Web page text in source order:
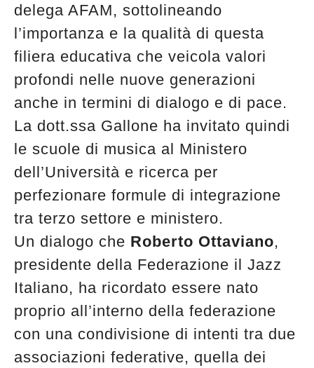
delega AFAM, sottolineando
l’importanza e la qualità di questa
filiera educativa che veicola valori
profondi nelle nuove generazioni
anche in termini di dialogo e di pace.
La dott.ssa Gallone ha invitato quindi
le scuole di musica al Ministero
dell’Università e ricerca per
perfezionare formule di integrazione
tra terzo settore e ministero.
Un dialogo che Roberto Ottaviano,
presidente della Federazione il Jazz
Italiano, ha ricordato essere nato
proprio all’interno della federazione
con una condivisione di intenti tra due
associazioni federative, quella dei